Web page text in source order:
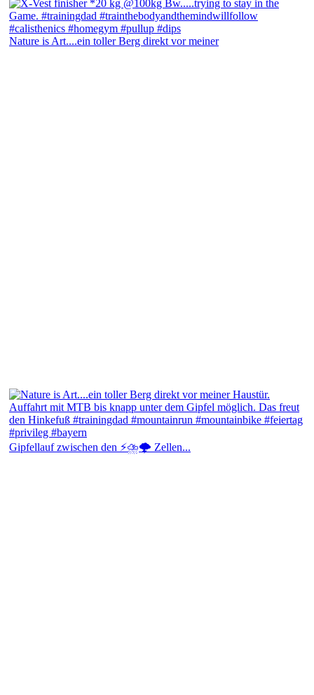
Nature is Art....ein toller Berg direkt vor meiner
Gipfellauf zwischen den ⚡⛈️🌩️ Zellen...